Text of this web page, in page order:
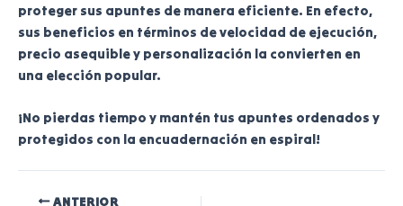
proteger sus apuntes de manera eficiente. En efecto,
sus beneficios en términos de velocidad de ejecución,
precio asequible y personalización la convierten en
una elección popular.
¡No pierdas tiempo y mantén tus apuntes ordenados y
protegidos con la encuadernación en espiral!
ANTERIOR